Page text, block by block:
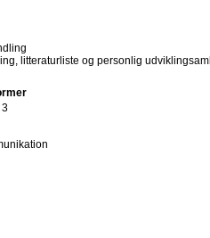
litteraturliste og personlig
3